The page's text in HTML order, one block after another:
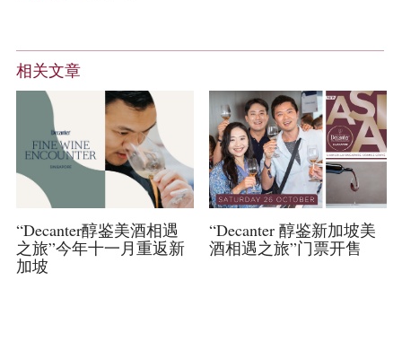
相关文章
“Decanter醇鉴美酒相遇
之旅”今年十一月重返新
加坡
“Decanter 醇鉴新加坡美
酒相遇之旅”门票开售